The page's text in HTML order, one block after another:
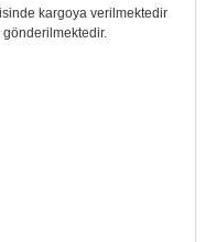
kargoya verilmektedir
gönderilecektir.
Siparişiniz ile birlikte
renklerde istiyorsanız bizi
yine bize telefon